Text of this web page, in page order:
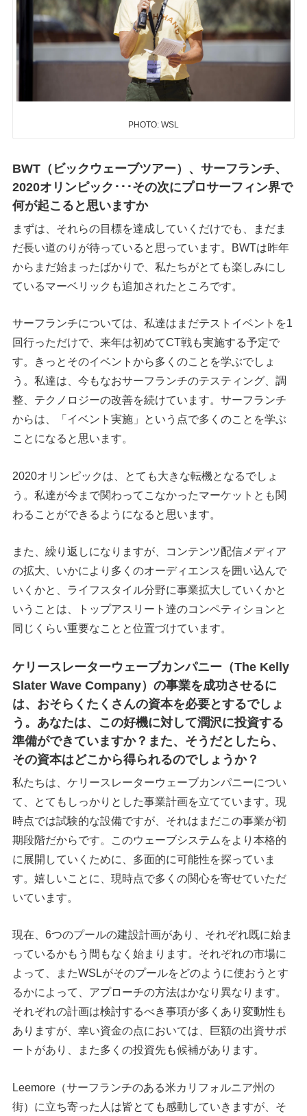
PHOTO: WSL
BWT（ビックウェーブツアー）、サーフランチ、
2020オリンピック･･･その次にプロサーフィン界で
何が起こると思いますか
まずは、それらの目標を達成していくだけでも、まだま
だ長い道のりが待っていると思っています。BWTは昨年
からまだ始まったばかりで、私たちがとても楽しみにし
ているマーベリックも追加されたところです。
サーフランチについては、私達はまだテストイベントを1
回行っただけで、来年は初めてCT戦も実施する予定で
す。きっとそのイベントから多くのことを学ぶでしょ
う。私達は、今もなおサーフランチのテスティング、調
整、テクノロジーの改善を続けています。サーフランチ
からは、「イベント実施」という点で多くのことを学ぶ
ことになると思います。
2020オリンピックは、とても大きな転機となるでしょ
う。私達が今まで関わってこなかったマーケットとも関
わることができるようになると思います。
また、繰り返しになりますが、コンテンツ配信メディア
の拡大、いかにより多くのオーディエンスを囲い込んで
いくかと、ライフスタイル分野に事業拡大していくかと
いうことは、トップアスリート達のコンペティションと
同じくらい重要なことと位置づけています。
ケリースレーターウェーブカンパニー（The Kelly
Slater Wave Company）の事業を成功させるに
は、おそらくたくさんの資本を必要とするでしょ
う。あなたは、この好機に対して潤沢に投資する
準備ができていますか？また、そうだとしたら、
その資本はどこから得られるのでしょうか？
私たちは、ケリースレーターウェーブカンパニーについ
て、とてもしっかりとした事業計画を立てています。現
時点では試験的な設備ですが、それはまだこの事業が初
期段階だからです。このウェーブシステムをより本格的
に展開していくために、多面的に可能性を探っていま
す。嬉しいことに、現時点で多くの関心を寄せていただ
いています。
現在、6つのプールの建設計画があり、それぞれ既に始ま
っているかもう間もなく始まります。それぞれの市場に
よって、またWSLがそのプールをどのように使おうとす
るかによって、アプローチの方法はかなり異なります。
それぞれの計画は検討するべき事項が多くあり変動性も
ありますが、幸い資金の点においては、巨額の出資サポ
ートがあり、また多くの投資先も候補があります。
Leemore（サーフランチのある米カリフォルニア州の
街）に立ち寄った人は皆とても感動していきますが、そ